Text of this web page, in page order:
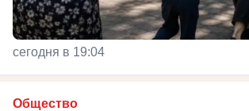
сегодня в 19:04
Общество